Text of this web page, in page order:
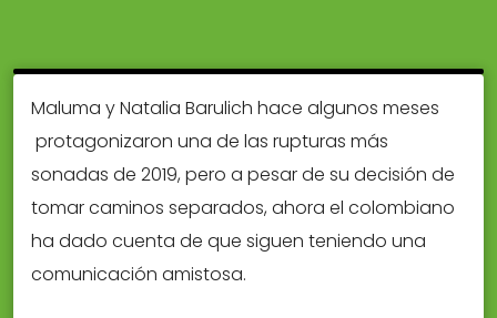
Maluma y Natalia Barulich hace algunos meses
protagonizaron una de las rupturas más
sonadas de 2019, pero a pesar de su decisión de
tomar caminos separados, ahora el colombiano
ha dado cuenta de que siguen teniendo una
comunicación amistosa.